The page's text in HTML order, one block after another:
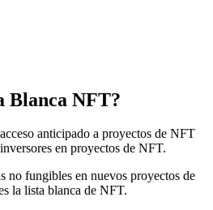
Blanca NFT?
anticipado a proyectos de NFT
en proyectos de NFT.
no fungibles en nuevos proyectos de
la lista blanca de NFT.